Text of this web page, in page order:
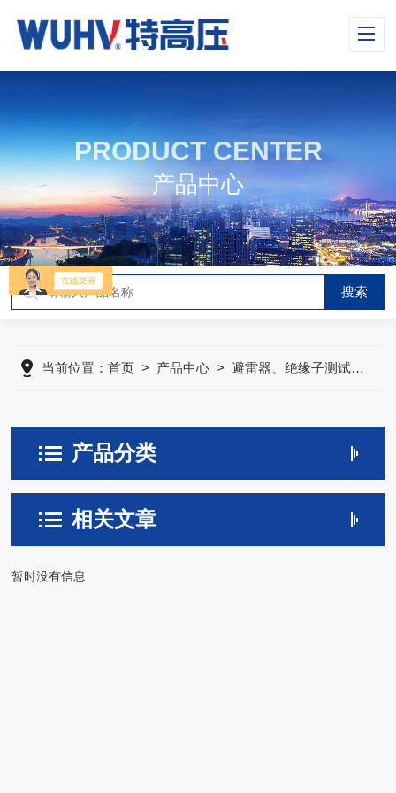
PRODUCT CENTER
产品中心
当前位置：首页 > 产品中心 >避雷器、绝缘子测试仪器
产品分类
相关文章
暂时没有信息